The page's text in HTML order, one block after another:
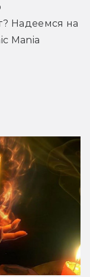
Надеемся на
Mania